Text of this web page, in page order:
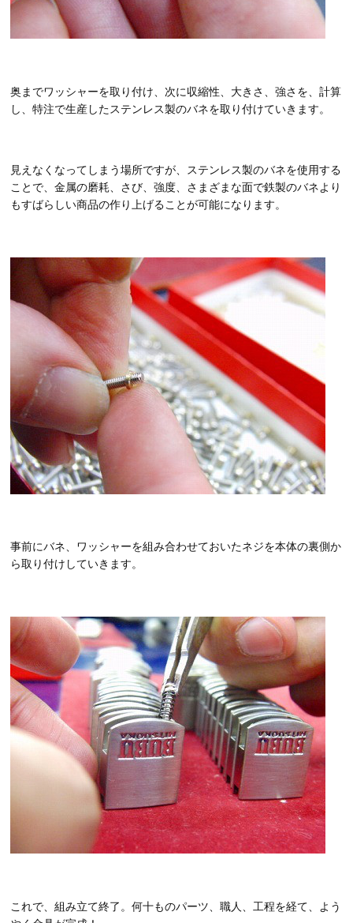
奥までワッシャーを取り付け、次に収縮性、大きさ、強さを、計算
し、特注で生産したステンレス製のバネを取り付けていきます。
見えなくなってしまう場所ですが、ステンレス製のバネを使用する
ことで、金属の磨耗、さび、強度、さまざまな面で鉄製のバネより
もすばらしい商品の作り上げることが可能になります。
事前にバネ、ワッシャーを組み合わせておいたネジを本体の裏側か
ら取り付けしていきます。
これで、組み立て終了。何十ものパーツ、職人、工程を経て、よう